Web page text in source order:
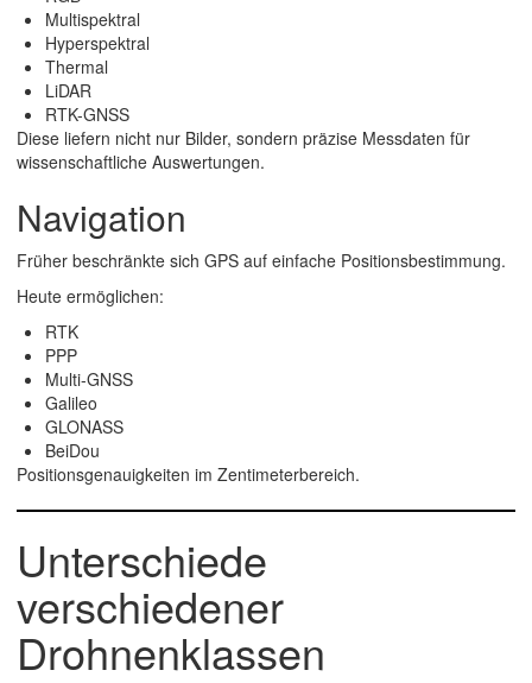
Multispektral
Hyperspektral
Thermal
LiDAR
RTK-GNSS
Diese liefern nicht nur Bilder, sondern präzise Messdaten für
wissenschaftliche Auswertungen.
Navigation
Früher beschränkte sich GPS auf einfache Positionsbestimmung.
Heute ermöglichen:
RTK
PPP
Multi-GNSS
Galileo
GLONASS
BeiDou
Positionsgenauigkeiten im Zentimeterbereich.
Unterschiede
verschiedener
Drohnenklassen